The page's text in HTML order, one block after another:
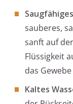
sauberes,
sanft auf
Flüssigkeit
das
Kaltes